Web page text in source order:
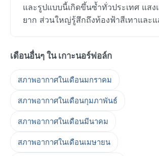
และรูปแบบนี้เกิดขึ้นซ้ำทั่วประเทศ แส
ยาก ส่วนใหญ่รู้สึกถึงท้องฟ้าสีเทาและ
เดือนอื่นๆ ใน เกาะนอร์ฟอล์ก
สภาพอากาศในเดือนมกราคม
สภาพอากาศในเดือนกุมภาพันธ์
สภาพอากาศในเดือนมีนาคม
สภาพอากาศในเดือนเมษายน